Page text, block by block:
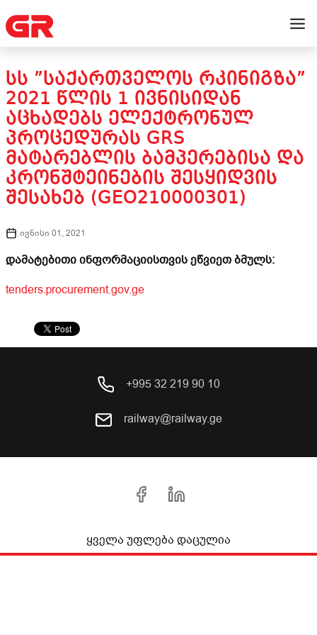
ᲡᲡ ”ᲡᲐᲥᲐᲠᲗᲕᲔᲚᲝᲡ ᲠᲙᲘᲜᲘᲒᲖᲐ”
2021 ᲬᲚᲘᲡ 1 ᲘᲕᲜᲘᲡᲘᲓᲐᲜ
ᲐᲪᲮᲐᲓᲔᲑᲡ ᲔᲚᲔᲥᲢᲠᲝᲜᲣᲚ
ᲞᲠᲝᲪᲔᲓᲣᲠᲐᲡ GRS
ᲛᲐᲢᲐᲠᲔᲑᲚᲘᲡ ᲑᲐᲛᲞᲔᲠᲔᲑᲘᲡᲐ ᲓᲐ
ᲙᲠᲝᲜᲨᲢᲔᲘᲜᲔᲑᲘᲡ ᲨᲔᲡᲧᲘᲓᲕᲘᲡ
ᲨᲔᲡᲐᲮᲔᲑ (GEO210000301)
ივნისი 01, 2021
დამატებითი ინფორმაციისთვის ეწვიეთ ბმულს:
tenders.procurement.gov.ge
+995 32 219 90 10
railway@railway.ge
ყველა უფლება დაცულია